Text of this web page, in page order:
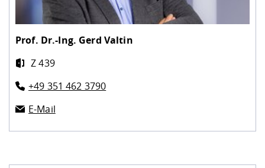
Prof. Dr.-Ing. Gerd Valtin
Z 439
+49 351 462 3790
E-Mail